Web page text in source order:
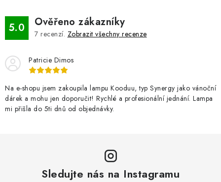
5.0 Ověřeno zákazníky
7 recenzí. Zobrazit všechny recenze
Patricie Dimos
Na e-shopu jsem zakoupila lampu Kooduu, typ Synergy jako vánoční
dárek a mohu jen doporučit! Rychlé a profesionální jednání. Lampa
mi přišla do 5ti dnů od objednávky.
Sledujte nás na Instagramu